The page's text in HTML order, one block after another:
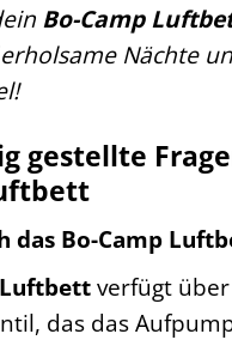
Bo-Camp
Nächte
gestellte
das Bo-Camp
verfügt
das das